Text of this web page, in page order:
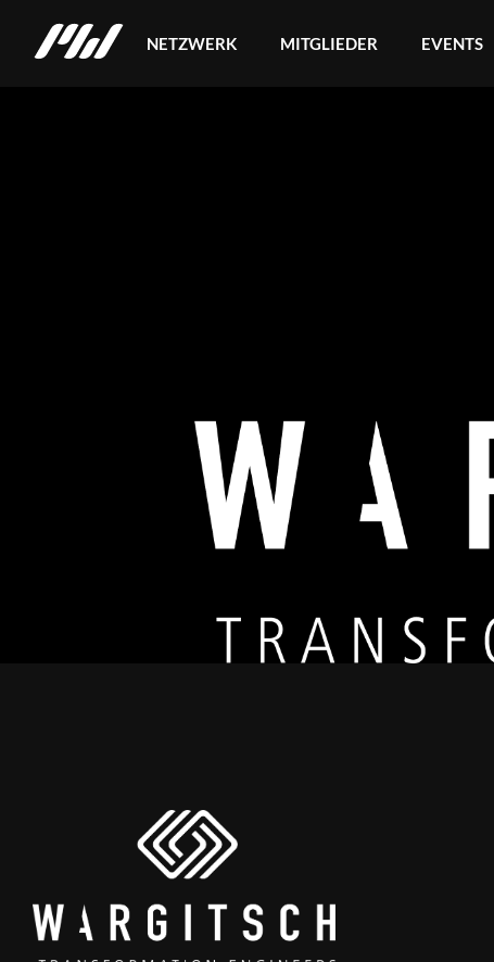
NETZWERK MITGLIEDER EVENTS